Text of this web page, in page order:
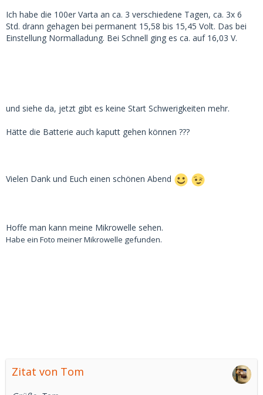
Ich habe die 100er Varta an ca. 3 verschiedene Tagen, ca. 3x 6
Std. drann gehagen bei permanent 15,58 bis 15,45 Volt. Das bei
Einstellung Normalladung. Bei Schnell ging es ca. auf 16,03 V.
und siehe da, jetzt gibt es keine Start Schwerigkeiten mehr.
Hätte die Batterie auch kaputt gehen können ???
Vielen Dank und Euch einen schönen Abend
Hoffe man kann meine Mikrowelle sehen.
Habe ein Foto meiner Mikrowelle gefunden.
Zitat von Tom